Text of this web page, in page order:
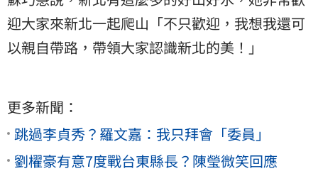
迎大家來新北一起爬山「不只歡迎，我想我還可
以親自帶路，帶領大家認識新北的美！」
更多新聞：
跳過李貞秀？羅文嘉：我只拜會「委員」
劉櫂豪有意7度戰台東縣長？陳瑩微笑回應